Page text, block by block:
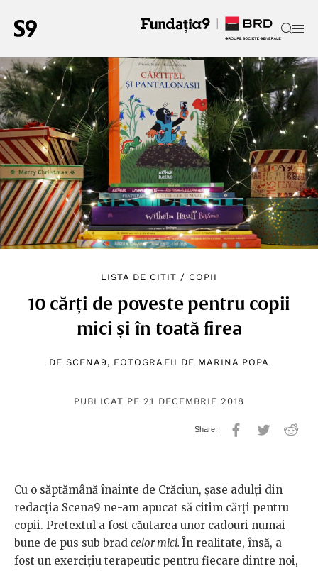
LISTA DE CITIT / COPII
10 cărți de poveste pentru copii
mici și în toată firea
DE SCENA9, FOTOGRAFII DE MARINA POPA
PUBLICAT PE 21 DECEMBRIE 2018
Cu o săptămână înainte de Crăciun, șase adulți din
redacția Scena9 ne-am apucat să citim cărți pentru
copii. Pretextul a fost căutarea unor cadouri numai
bune de pus sub brad celor mici. În realitate, însă, a
fost un exercițiu terapeutic pentru fiecare dintre noi,